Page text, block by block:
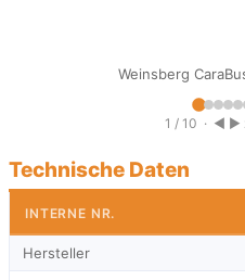
Weinsberg
1 / 10 · ◀ ▶
Technische Daten
INTERNE NR.
Hersteller